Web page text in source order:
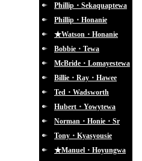
Phillip・Sekaquaptewa
Phillip・Honanie
★Watson・Honanie
Bobbie・Tewa
McBride・Lomayestewa
Billie・Ray・Hawee
Ted・Wadsworth
Hubert・Yowytewa
Norman・Honie・Sr
Tony・Kyasyousie
★Manuel・Hoyungwa